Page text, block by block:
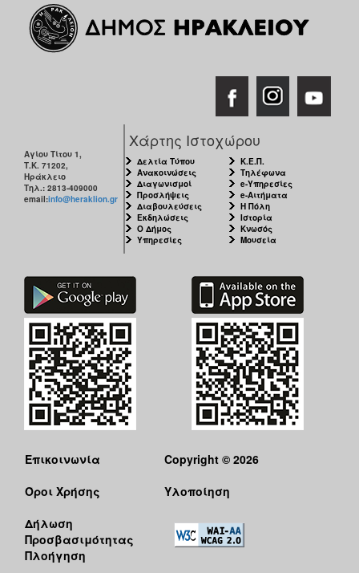
Αγίου Τίτου 1,
Τ.Κ. 71202,
Ηράκλειο
Τηλ.: 2813-409000
email:info@heraklion.gr
Χάρτης Ιστοχώρου
Δελτία Τύπου
Ανακοινώσεις
Διαγωνισμοί
Προσλήψεις
Διαβουλεύσεις
Εκδηλώσεις
Ο Δήμος
Υπηρεσίες
Κ.Ε.Π.
Τηλέφωνα
e-Υπηρεσίες
e-Αιτήματα
Η Πόλη
Ιστορία
Κνωσός
Μουσεία
Επικοινωνία
Όροι Χρήσης
Δήλωση
Προσβασιμότητας
Πλοήγηση
Copyright © 2026
Υλοποίηση